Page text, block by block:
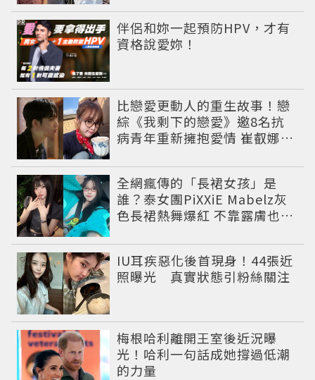
伴侶和妳一起預防HPV，才有
資格說愛妳！
PR
比戀愛更動人的重生故事！戀
綜《我剩下的戀愛》邀8名抗
病青年重新擁抱愛情 崔叡娜淚
全網瘋傳的「長裙女孩」是
誰？泰女團PiXXiE Mabelz灰
色長裙熱舞爆紅 不靠露膚也能
IU耳疾惡化後首現身！44張近
照曝光 真實狀態引粉絲關注
梅根哈利離開王室後近況曝
光！哈利一句話成她撐過低潮
的力量